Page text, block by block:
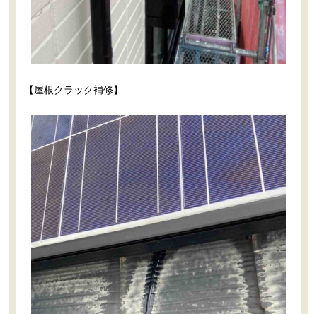
【屋根クラック補修】